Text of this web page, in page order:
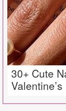
30+ Cute
Valentine’s